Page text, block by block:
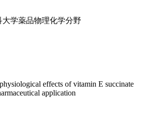
大学薬品物理化学分野
effects of vitamin E succinate
application